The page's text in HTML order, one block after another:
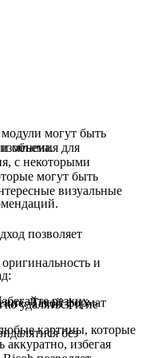
модули могут быть
объема.
могут быть
визуальные
позволяет
и
для
с некоторыми
резких
избегая
удаляться и не
без
Такой формат
картины, которые